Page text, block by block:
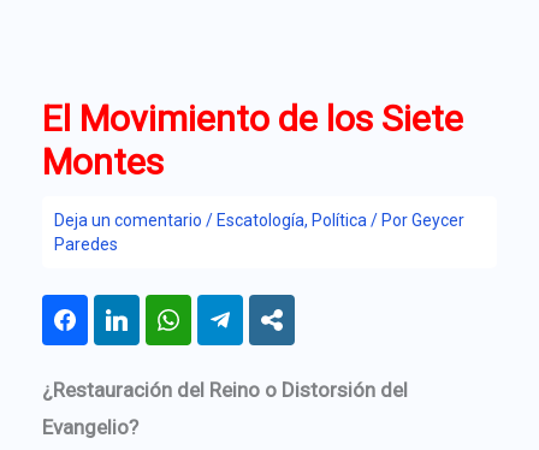
El Movimiento de los Siete
Montes
Deja un comentario / Escatología, Política / PorGeycer
Paredes
¿Restauración del Reino o Distorsión del
Evangelio?